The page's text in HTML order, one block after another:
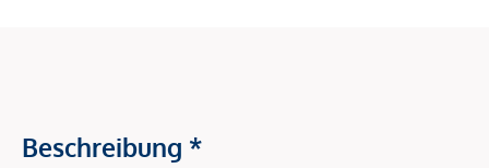
Beschreibung *